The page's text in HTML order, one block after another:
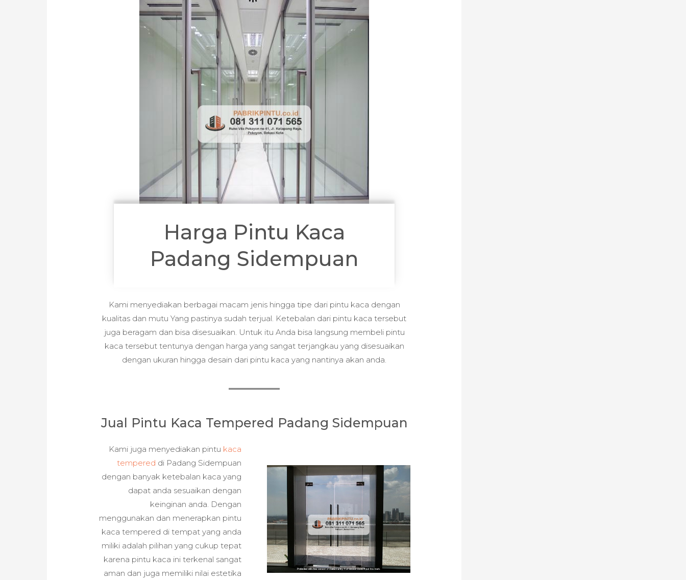
Harga Pintu Kaca
Padang Sidempuan
Kami menyediakan berbagai macam jenis hingga tipe dari pintu kaca dengan
kualitas dan mutu Yang pastinya sudah terjual. Ketebalan dari pintu kaca tersebut
juga beragam dan bisa disesuaikan. Untuk itu Anda bisa langsung membeli pintu
kaca tersebut tentunya dengan harga yang sangat terjangkau yang disesuaikan
dengan ukuran hingga desain dari pintu kaca yang nantinya akan anda.
Jual Pintu Kaca Tempered Padang Sidempuan
Kami juga menyediakan pintu kaca
tempered di Padang Sidempuan
dengan banyak ketebalan kaca yang
dapat anda sesuaikan dengan
keinginan anda. Dengan
menggunakan dan menerapkan pintu
kaca tempered di tempat yang anda
miliki adalah pilihan yang cukup tepat
karena pintu kaca ini terkenal sangat
aman dan juga memiliki nilai estetika